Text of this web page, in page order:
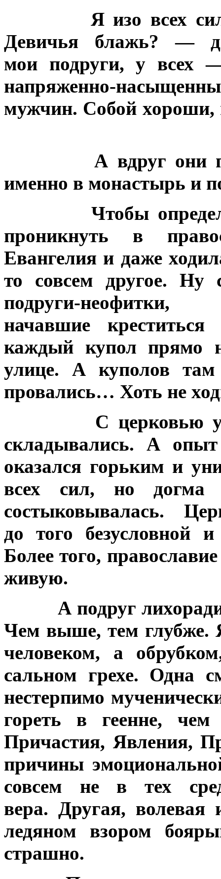
Я изо всех
Девичья блажь? —
мои подруги, у всех
напряженно-
мужчин. Собой хороши,
А вдруг они
именно в монастырь и
Чтобы
проникнуть в
Евангелия и даже
то совсем другое. Ну
подруги-
начавшие
каждый купол прямо
улице. А куполов
провались… Хоть не
С церковью
складывались. А
оказался горьким и
всех сил, но
состыковывалась.
до того безусловной
Более того,
живую.
А подруг
Чем выше, тем глубже.
человеком, а
сальном грехе. Одна
нестерпимо
гореть в геенне,
Причастия, Явления,
причины
совсем не в тех
вера. Другая, волевая
ледяном взором
страшно.